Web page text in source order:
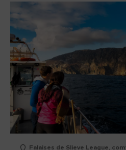
Falaises de Slieve League,